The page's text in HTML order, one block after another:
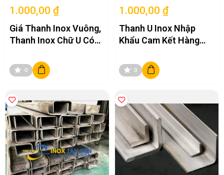
1.000,00 ₫
Giá Thanh Inox Vuông,
Thanh Inox Chữ U Có
0
1.000,00 ₫
Thanh U Inox Nhập
Khẩu Cam Kết Hàng
Tranh
0